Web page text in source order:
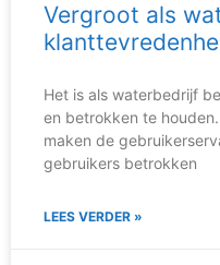
Vergroot als
Het is als waterbedrijf
en betrokken te
maken de
gebruikers betrokken
LEES VERDER »